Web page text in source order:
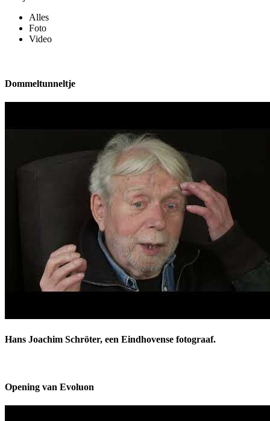
Alles
Foto
Video
Dommeltunneltje
Hans Joachim Schröter, een Eindhovense fotograaf.
Opening van Evoluon